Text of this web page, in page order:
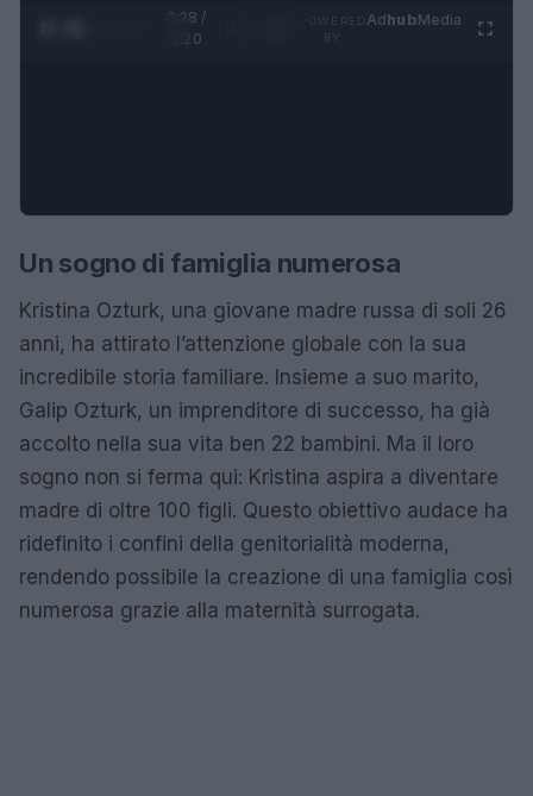
0:28 /
1:20
AdhubMedia
Un sogno di famiglia numerosa
Kristina Ozturk, una giovane madre russa di soli 26
anni, ha attirato l’attenzione globale con la sua
incredibile storia familiare. Insieme a suo marito,
Galip Ozturk, un imprenditore di successo, ha già
accolto nella sua vita ben 22 bambini. Ma il loro
sogno non si ferma qui: Kristina aspira a diventare
madre di oltre 100 figli. Questo obiettivo audace ha
ridefinito i confini della genitorialità moderna,
rendendo possibile la creazione di una famiglia così
numerosa grazie alla maternità surrogata.